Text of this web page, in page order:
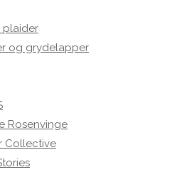
og grydelapper
Rosenvinge
Collective